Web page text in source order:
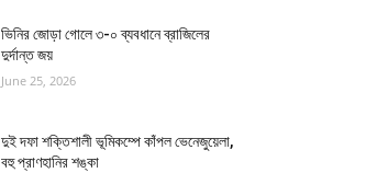
ভিনির জোড়া গোলে ৩-০ ব্যবধানে ব্রাজিলের
দুর্দান্ত জয়
June 25, 2026
দুই দফা শক্তিশালী ভূমিকম্পে কাঁপল ভেনেজুয়েলা,
বহু প্রাণহানির শঙ্কা